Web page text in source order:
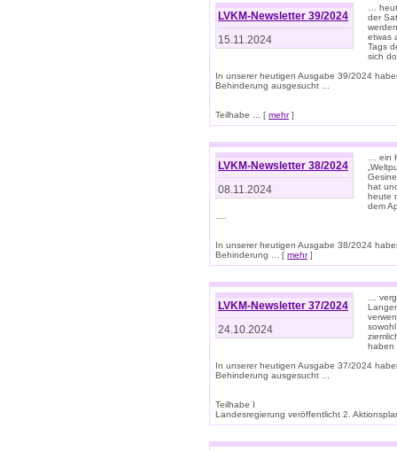
LVKM-Newsletter 39/2024
15.11.2024
…
der
etwas
Tags
sich
In unserer heutigen Ausgabe 39/2024
Behinderung ausgesucht ...
Teilhabe ... [ mehr]
LVKM-Newsletter 38/2024
08.11.2024
… ein
hat
heute
dem
In unserer heutigen Ausgabe 38/2024
Behinderung ... [ mehr]
LVKM-Newsletter 37/2024
24.10.2024
…
In unserer heutigen Ausgabe 37/2024
Behinderung ausgesucht ...
Teilhabe I
Landesregierung veröffentlicht 2.